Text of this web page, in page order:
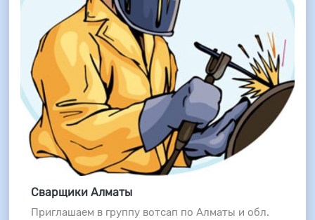
Сварщики Алматы
Приглашаем в группу вотсап по Алматы и обл.